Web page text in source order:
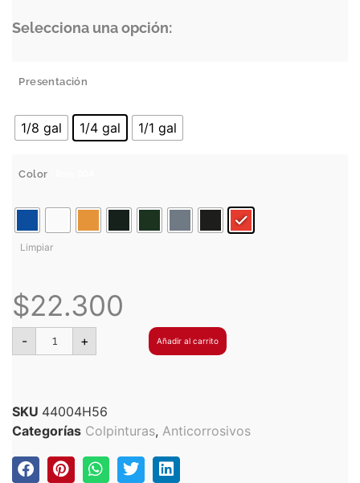
Selecciona una opción:
Presentación
1/8 gal 1/4 gal 1/1 gal
Color
Limpiar
$22.300
- + Añadir al carrito
SKU 44004H56
Categorías Colpinturas, Anticorrosivos